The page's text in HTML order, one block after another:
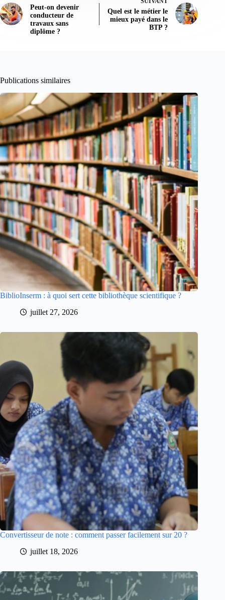
Peut-on devenir
conducteur de
travaux sans
diplôme ?
Quel est le métier le
mieux payé dans le
BTP ?
Publications similaires
BiblioInserm : à quoi sert cette bibliothèque scientifique ?
juillet 27, 2026
Convertisseur de note : comment passer facilement sur 20 ?
juillet 18, 2026